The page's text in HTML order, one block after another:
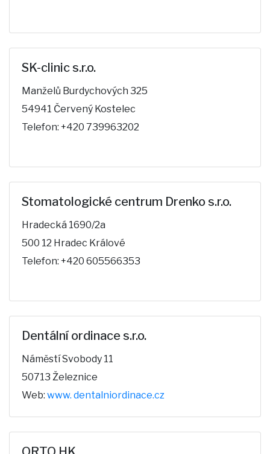
SK-clinic s.r.o.
Manželů Burdychových 325
54941 Červený Kostelec
Telefon: +420 739963202
Stomatologické centrum Drenko s.r.o.
Hradecká 1690/2a
500 12 Hradec Králové
Telefon: +420 605566353
Dentální ordinace s.r.o.
Náměstí Svobody 11
50713 Železnice
Web: www. dentalniordinace.cz